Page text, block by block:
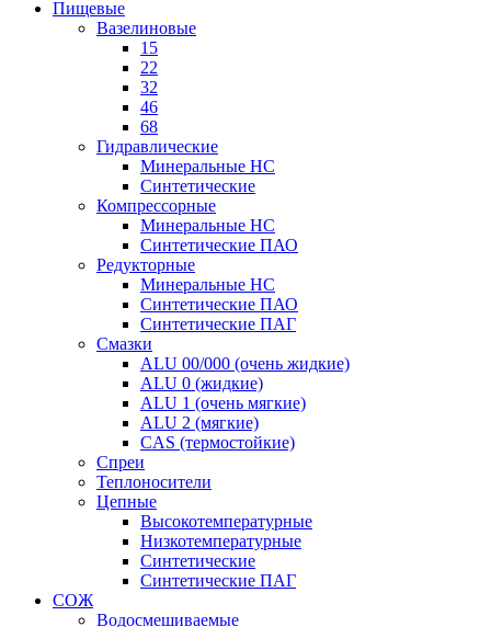
Пищевые
Вазелиновые
15
22
32
46
68
Гидравлические
Минеральные HC
Синтетические
Компрессорные
Минеральные HC
Синтетические ПАО
Редукторные
Минеральные HC
Синтетические ПАО
Синтетические ПАГ
Смазки
ALU 00/000 (очень жидкие)
ALU 0 (жидкие)
ALU 1 (очень мягкие)
ALU 2 (мягкие)
CAS (термостойкие)
Спреи
Теплоносители
Цепные
Высокотемпературные
Низкотемпературные
Синтетические
Синтетические ПАГ
СОЖ
Водосмешиваемые